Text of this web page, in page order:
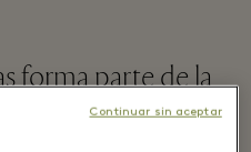
forma parte de la
una de las
Continuar sin aceptar